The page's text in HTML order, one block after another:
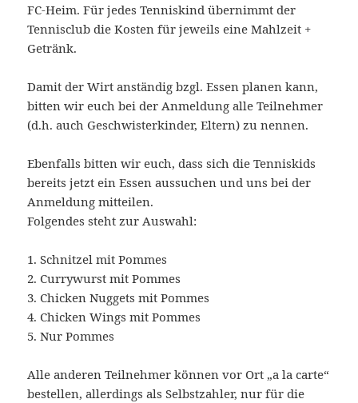
FC-Heim. Für jedes Tenniskind übernimmt der
Tennisclub die Kosten für jeweils eine Mahlzeit +
Getränk.
Damit der Wirt anständig bzgl. Essen planen kann,
bitten wir euch bei der Anmeldung alle Teilnehmer
(d.h. auch Geschwisterkinder, Eltern) zu nennen.
Ebenfalls bitten wir euch, dass sich die Tenniskids
bereits jetzt ein Essen aussuchen und uns bei der
Anmeldung mitteilen.
Folgendes steht zur Auswahl:
1. Schnitzel mit Pommes
2. Currywurst mit Pommes
3. Chicken Nuggets mit Pommes
4. Chicken Wings mit Pommes
5. Nur Pommes
Alle anderen Teilnehmer können vor Ort „a la carte“
bestellen, allerdings als Selbstzahler, nur für die